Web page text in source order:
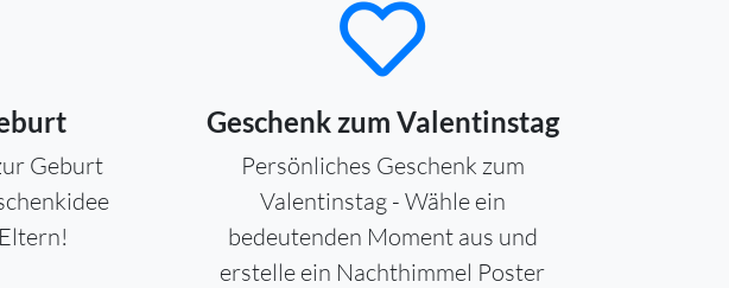
Geburt
Geschenk zum Valentinstag
Persönliches Geschenk zum
Valentinstag - Wähle ein
bedeutenden Moment aus und
erstelle ein Nachthimmel Poster